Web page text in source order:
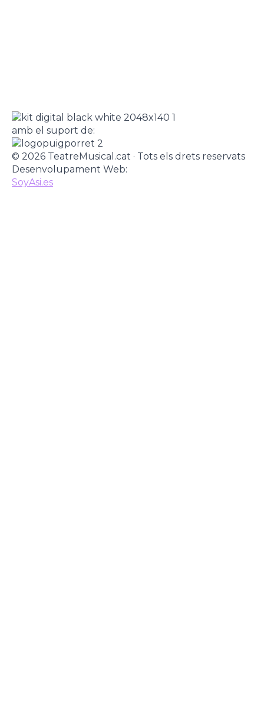
amb el suport de:
© 2026 TeatreMusical.cat · Tots els drets reservats
Desenvolupament Web:
SoyAsi.es